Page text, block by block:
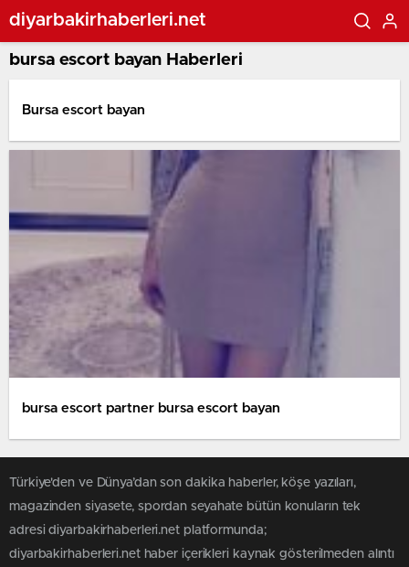
diyarbakirhaberleri.net
bursa escort bayan Haberleri
Bursa escort bayan
bursa escort partner bursa escort bayan
Türkiye'den ve Dünya’dan son dakika haberler, köşe yazıları,
magazinden siyasete, spordan seyahate bütün konuların tek
adresi diyarbakirhaberleri.net platformunda;
diyarbakirhaberleri.net haber içerikleri kaynak gösterilmeden alıntı